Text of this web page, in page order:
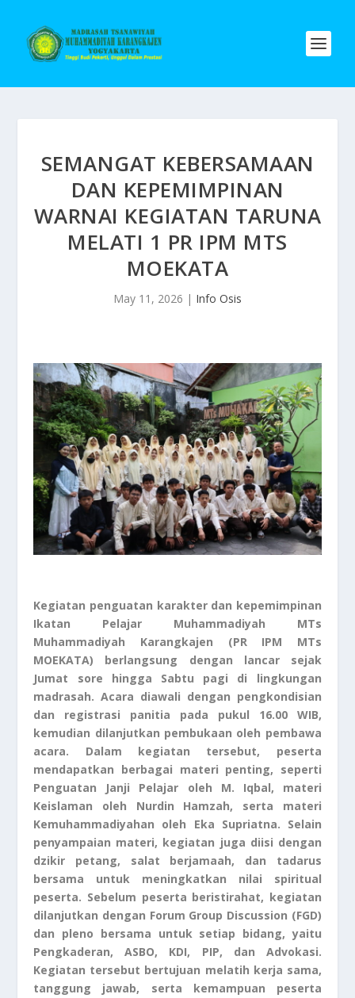
SEMANGAT KEBERSAMAAN
DAN KEPEMIMPINAN
WARNAI KEGIATAN TARUNA
MELATI 1 PR IPM MTS
MOEKATA
May 11, 2026 | Info Osis
Kegiatan penguatan karakter dan kepemimpinan
Ikatan Pelajar Muhammadiyah MTs
Muhammadiyah Karangkajen (PR IPM MTs
MOEKATA) berlangsung dengan lancar sejak
Jumat sore hingga Sabtu pagi di lingkungan
madrasah. Acara diawali dengan pengkondisian
dan registrasi panitia pada pukul 16.00 WIB,
kemudian dilanjutkan pembukaan oleh pembawa
acara. Dalam kegiatan tersebut, peserta
mendapatkan berbagai materi penting, seperti
Penguatan Janji Pelajar oleh M. Iqbal, materi
Keislaman oleh Nurdin Hamzah, serta materi
Kemuhammadiyahan oleh Eka Supriatna. Selain
penyampaian materi, kegiatan juga diisi dengan
dzikir petang, salat berjamaah, dan tadarus
bersama untuk meningkatkan nilai spiritual
peserta. Sebelum peserta beristirahat, kegiatan
dilanjutkan dengan Forum Group Discussion (FGD)
dan pleno bersama untuk setiap bidang, yaitu
Pengkaderan, ASBO, KDI, PIP, dan Advokasi.
Kegiatan tersebut bertujuan melatih kerja sama,
tanggung jawab, serta kemampuan peserta